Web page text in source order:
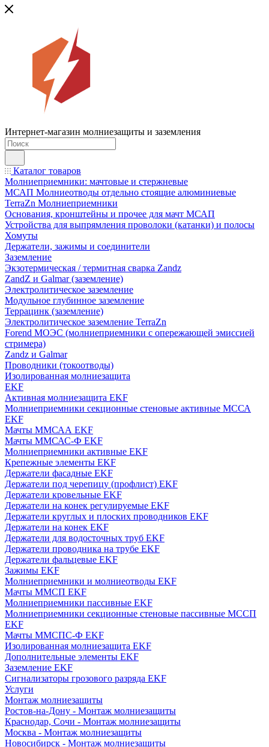
Интернет-магазин молниезащиты и заземления
Каталог товаров
Молниеприемники: мачтовые и стержневые
МСАП Молниеотводы отдельно стоящие алюминиевые
TerraZn Молниеприемники
Основания, кронштейны и прочее для мачт МСАП
Устройства для выпрямления проволоки (катанки) и полосы
Хомуты
Держатели, зажимы и соединители
Заземление
Экзотермическая / термитная сварка Zandz
ZandZ и Galmar (заземление)
Электролитическое заземление
Модульное глубинное заземление
Террацинк (заземление)
Электролитическое заземление TerraZn
Forend МОЭС (молниеприемники с опережающей эмиссией
стримера)
Zandz и Galmar
Проводники (токоотводы)
Изолированная молниезащита
EKF
Активная молниезащита EKF
Молниеприемники секционные стеновые активные МССА
EKF
Мачты ММСАА EKF
Мачты ММСАС-Ф EKF
Молниеприемники активные EKF
Крепежные элементы EKF
Держатели фасадные EKF
Держатели под черепицу (профлист) EKF
Держатели кровельные EKF
Держатели на конек регулируемые EKF
Держатели круглых и плоских проводников EKF
Держатели на конек EKF
Держатели для водосточных труб EKF
Держатели проводника на трубе EKF
Держатели фальцевые EKF
Зажимы EKF
Молниеприемники и молниеотводы EKF
Мачты ММСП EKF
Молниеприемники пассивные EKF
Молниеприемники секционные стеновые пассивные МССП
EKF
Мачты ММСПС-Ф EKF
Изолированная молниезащита EKF
Дополнительные элементы EKF
Заземление EKF
Сигнализаторы грозового разряда EKF
Услуги
Монтаж молниезащиты
Ростов-на-Дону - Монтаж молниезащиты
Краснодар, Сочи - Монтаж молниезащиты
Москва - Монтаж молниезащиты
Новосибирск - Монтаж молниезащиты